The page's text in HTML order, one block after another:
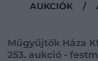
AUKCIÓK /
Műgyűjtők Háza
253. aukció -